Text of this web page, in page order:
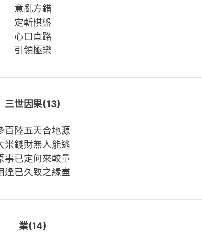
意亂方錯
定斬棋盤
心口直路
引領極樂
三世因果(13)
百陸五天合地源
米錢財無人能逃
事已定何來較量
逢已久致之緣盡
業(14)